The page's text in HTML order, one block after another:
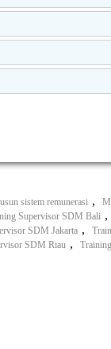
sistem remunerasi ,
Supervisor SDM Bali ,
SDM Jakarta ,
SDM Riau ,